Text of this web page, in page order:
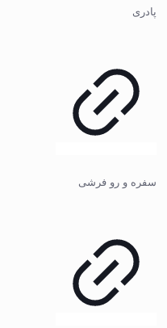
پادری
سفره و رو فرشی